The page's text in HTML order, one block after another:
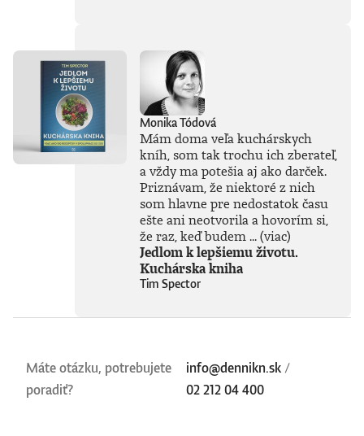
Monika Tódová
Mám doma veľa kuchárskych
kníh, som tak trochu ich zberateľ,
a vždy ma potešia aj ako darček.
Priznávam, že niektoré z nich
som hlavne pre nedostatok času
ešte ani neotvorila a hovorím si,
že raz, keď budem ...(viac)
Jedlom k lepšiemu životu.
Kuchárska kniha
Tim Spector
Máte otázku, potrebujete
poradiť?
info@dennikn.sk /
02 212 04 400